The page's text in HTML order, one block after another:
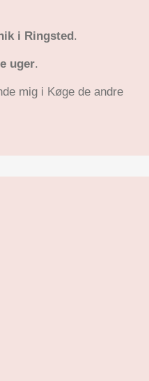
i Ringsted.
uger.
mig i Køge de andre